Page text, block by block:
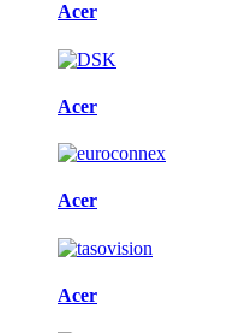
Acer
Acer
Acer
Acer